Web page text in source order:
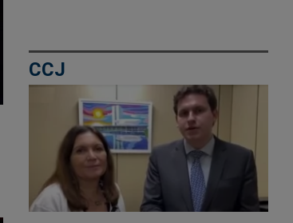
CCJ